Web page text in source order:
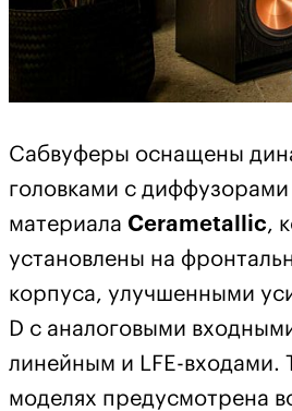
Сабвуферы оснащены
головками с
материала Cerametallic,
установлены на
корпуса, улучшенными
D с аналоговыми
линейным и LFE-входами.
моделях предусмотрена